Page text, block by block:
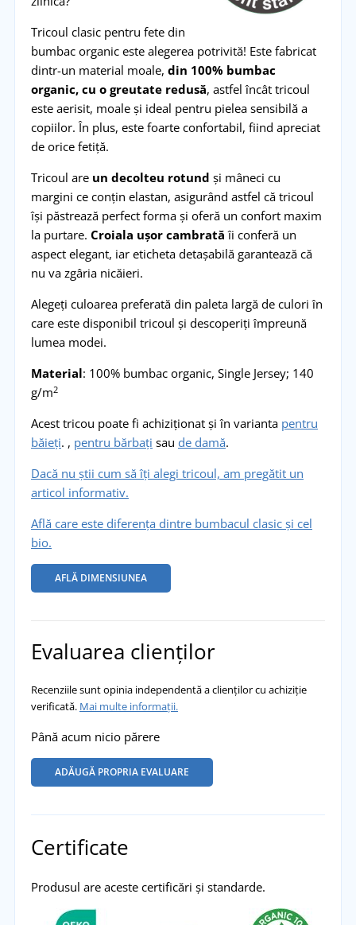
Tricoul clasic pentru fete din
bumbac organic este alegerea potrivită! Este fabricat
dintr-un material moale, din 100% bumbac
organic, cu o greutate redusă, astfel încât tricoul
este aerisit, moale și ideal pentru pielea sensibilă a
copiilor. În plus, este foarte confortabil, fiind apreciat
de orice fetiță.
Tricoul are un decolteu rotund și mâneci cu
margini ce conțin elastan, asigurând astfel că tricoul
își păstrează perfect forma și oferă un confort maxim
la purtare. Croiala ușor cambrată îi conferă un
aspect elegant, iar eticheta detașabilă garantează că
nu va zgâria nicăieri.
Alegeți culoarea preferată din paleta largă de culori în
care este disponibil tricoul și descoperiți împreună
lumea modei.
Material: 100% bumbac organic, Single Jersey; 140
g/m2
Acest tricou poate fi achiziționat și în varianta pentru
băieți. , pentru bărbați sau de damă.
Dacă nu știi cum să îți alegi tricoul, am pregătit un
articol informativ.
Află care este diferența dintre bumbacul clasic și cel
bio.
AFLĂ DIMENSIUNEA
Evaluarea clienților
Recenziile sunt opinia independentă a clienților cu achiziție
verificată. Mai multe informații.
Până acum nicio părere
ADĂUGĂ PROPRIA EVALUARE
Certificate
Produsul are aceste certificări și standarde.